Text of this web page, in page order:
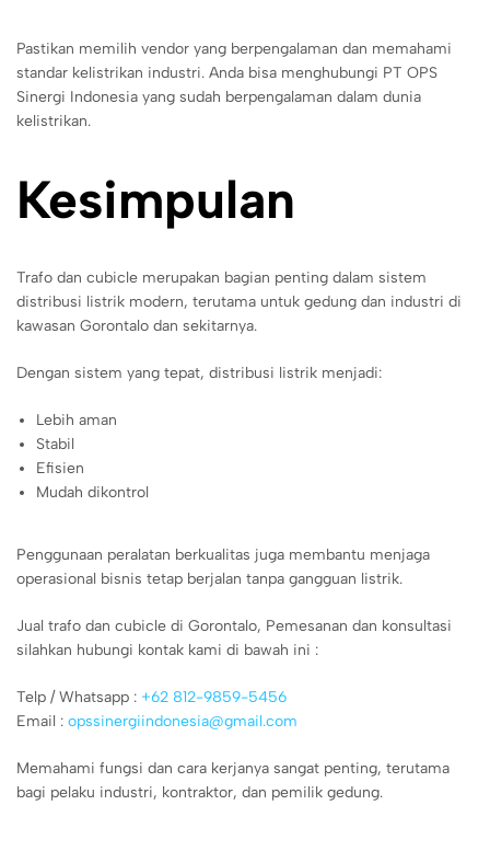
Pastikan memilih vendor yang berpengalaman dan memahami
standar kelistrikan industri. Anda bisa menghubungi PT OPS
Sinergi Indonesia yang sudah berpengalaman dalam dunia
kelistrikan.
Kesimpulan
Trafo dan cubicle merupakan bagian penting dalam sistem
distribusi listrik modern, terutama untuk gedung dan industri di
kawasan Gorontalo dan sekitarnya.
Dengan sistem yang tepat, distribusi listrik menjadi:
Lebih aman
Stabil
Efisien
Mudah dikontrol
Penggunaan peralatan berkualitas juga membantu menjaga
operasional bisnis tetap berjalan tanpa gangguan listrik.
Jual trafo dan cubicle di Gorontalo, Pemesanan dan konsultasi
silahkan hubungi kontak kami di bawah ini :
Telp / Whatsapp : +62 812-9859-5456
Email : opssinergiindonesia@gmail.com
Memahami fungsi dan cara kerjanya sangat penting, terutama
bagi pelaku industri, kontraktor, dan pemilik gedung.